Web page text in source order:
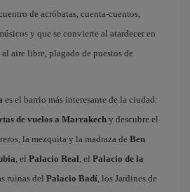
de acróbatas, cuenta-cuentos,
y que se convierte al atardecer en
aire libre, plagado de puestos de
es el barrio más interesante de la ciudad:
de vuelos a Marrakech y descubre el
la mezquita y la madraza de Ben
, el Palacio Real, el Palacio de la
ruinas del Palacio Badí, los Jardines de